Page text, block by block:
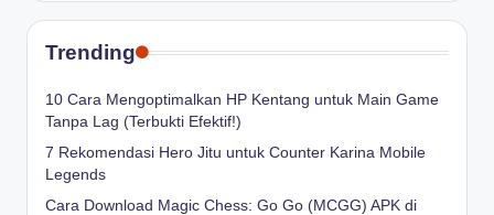
Trending
10 Cara Mengoptimalkan HP Kentang untuk Main Game
Tanpa Lag (Terbukti Efektif!)
7 Rekomendasi Hero Jitu untuk Counter Karina Mobile
Legends
Cara Download Magic Chess: Go Go (MCGG) APK di